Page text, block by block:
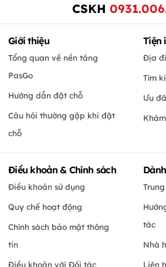
CSKH
Giới thiệu
Tổng quan về nền tảng
PasGo
Hướng dẫn đặt chỗ
Câu hỏi thường gặp khi đặt
chỗ
Tiện
Địa
Tìm
Ưu
Điều khoản & Chính sách
Điều khoản sử dụng
Quy chế hoạt động
Chính sách bảo mật thông
tin
Điều khoản với Đối tác
tác
Nhà
Liên